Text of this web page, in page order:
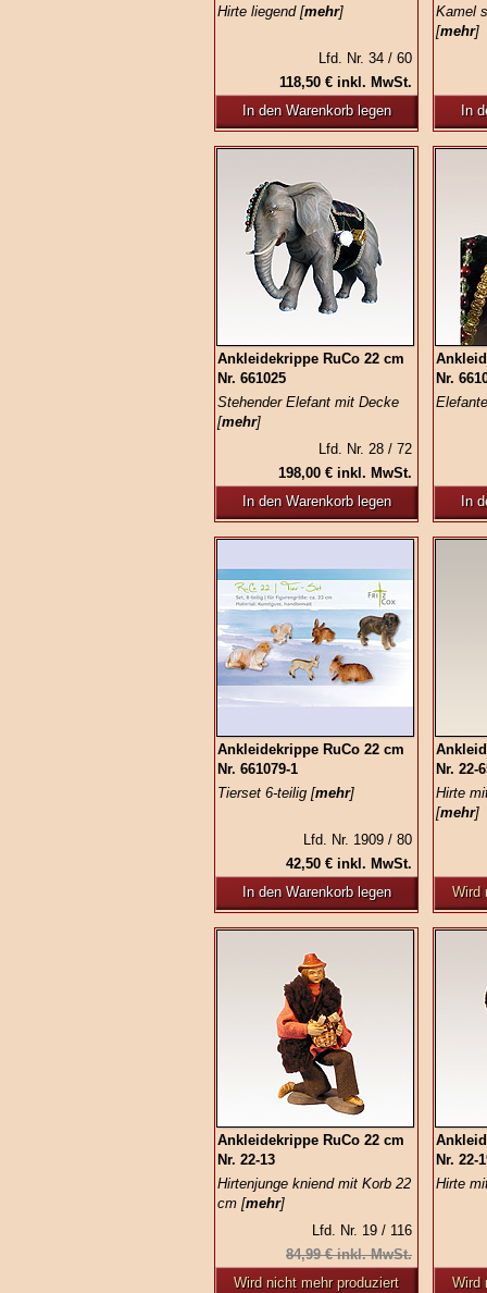
Hirte liegend [mehr]
Lfd. Nr. 34 / 60
118,50 € inkl. MwSt.
In den Warenkorb legen
Kamel
[mehr]
In
Ankleidekrippe RuCo 22 cm
Nr. 661025
Stehender Elefant mit Decke
[mehr]
Lfd. Nr. 28 / 72
198,00 € inkl. MwSt.
In den Warenkorb legen
Nr.
In
Ankleidekrippe RuCo 22 cm
Nr. 661079-1
Tierset 6-teilig [mehr]
Lfd. Nr. 1909 / 80
42,50 € inkl. MwSt.
In den Warenkorb legen
Nr. 22-
Hirte
[mehr]
Wird
Ankleidekrippe RuCo 22 cm
Nr. 22-13
Hirtenjunge kniend mit Korb 22
cm [mehr]
Lfd. Nr. 19 / 116
84,99 € inkl. MwSt.
Wird nicht mehr produziert
Nr. 22-
Hirte
Wird